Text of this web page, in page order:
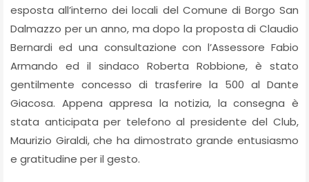
esposta all’interno dei locali del Comune di Borgo San
Dalmazzo per un anno, ma dopo la proposta di Claudio
Bernardi ed una consultazione con l’Assessore Fabio
Armando ed il sindaco Roberta Robbione, è stato
gentilmente concesso di trasferire la 500 al Dante
Giacosa. Appena appresa la notizia, la consegna è
stata anticipata per telefono al presidente del Club,
Maurizio Giraldi, che ha dimostrato grande entusiasmo
e gratitudine per il gesto.